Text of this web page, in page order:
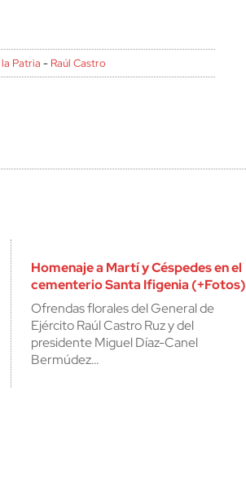
Patria - Raúl Castro
Homenaje a Martí y Céspedes en el
cementerio Santa Ifigenia (+Fotos)
Ofrendas florales del General de
Ejército Raúl Castro Ruz y del
presidente Miguel Díaz-Canel
Bermúdez…